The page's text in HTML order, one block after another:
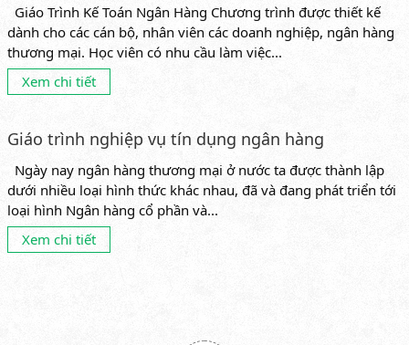
Giáo Trình Kế Toán Ngân Hàng Chương trình được thiết kế
dành cho các cán bộ, nhân viên các doanh nghiệp, ngân hàng
thương mại. Học viên có nhu cầu làm việc...
Xem chi tiết
Giáo trình nghiệp vụ tín dụng ngân hàng
Ngày nay ngân hàng thương mại ở nước ta được thành lập
dưới nhiều loại hình thức khác nhau, đã và đang phát triển tới
loại hình Ngân hàng cổ phần và...
Xem chi tiết